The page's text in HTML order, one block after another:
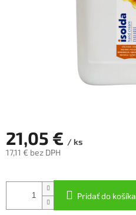
21,05 € / ks
17,11 € bez DPH
cena:
Pridať do košíka